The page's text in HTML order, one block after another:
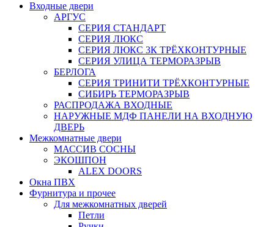
Входные двери
АРГУС
СЕРИЯ СТАНДАРТ
СЕРИЯ ЛЮКС
СЕРИЯ ЛЮКС 3К ТРЁХКОНТУРНЫЕ
СЕРИЯ УЛИЦА ТЕРМОРАЗРЫВ
БЕРЛОГА
СЕРИЯ ТРИНИТИ ТРЁХКОНТУРНЫЕ
СИБИРЬ ТЕРМОРАЗРЫВ
РАСПРОДАЖА ВХОДНЫЕ
НАРУЖНЫЕ МДФ ПАНЕЛИ НА ВХОДНУЮ
ДВЕРЬ
Межкомнатные двери
МАССИВ СОСНЫ
ЭКОШПОН
ALEX DOORS
Окна ПВХ
Фурнитура и прочее
Для межкомнатных дверей
Петли